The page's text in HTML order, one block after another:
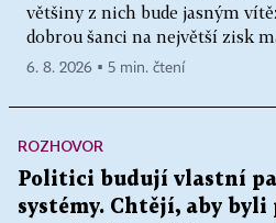
většiny z nich bude jasným
dobrou šanci na největší zisk
6. 8. 2026 ▪ 5 min. čtení
ROZHOVOR
Politici budují vlastní
systémy. Chtějí, aby byli